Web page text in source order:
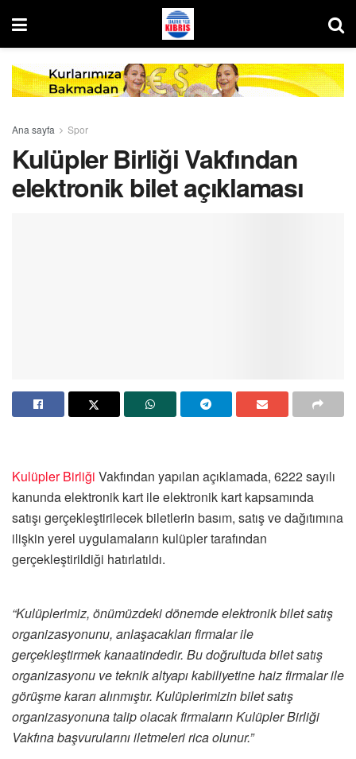
Ana sayfa Spor
Kulüpler Birliği Vakfından
elektronik bilet açıklaması
Kulüpler Birliği Vakfından yapılan açıklamada, 6222 sayılı
kanunda elektronik kart ile elektronik kart kapsamında
satışı gerçekleştirilecek biletlerin basım, satış ve dağıtımına
ilişkin yerel uygulamaların kulüpler tarafından
gerçekleştirildiği hatırlatıldı.
“Kulüplerimiz, önümüzdeki dönemde elektronik bilet satış
organizasyonunu, anlaşacakları firmalar ile
gerçekleştirmek kanaatindedir. Bu doğrultuda bilet satış
organizasyonu ve teknik altyapı kabiliyetine haiz firmalar ile
görüşme kararı alınmıştır. Kulüplerimizin bilet satış
organizasyonuna talip olacak firmaların Kulüpler Birliği
Vakfına başvurularını iletmeleri rica olunur.”